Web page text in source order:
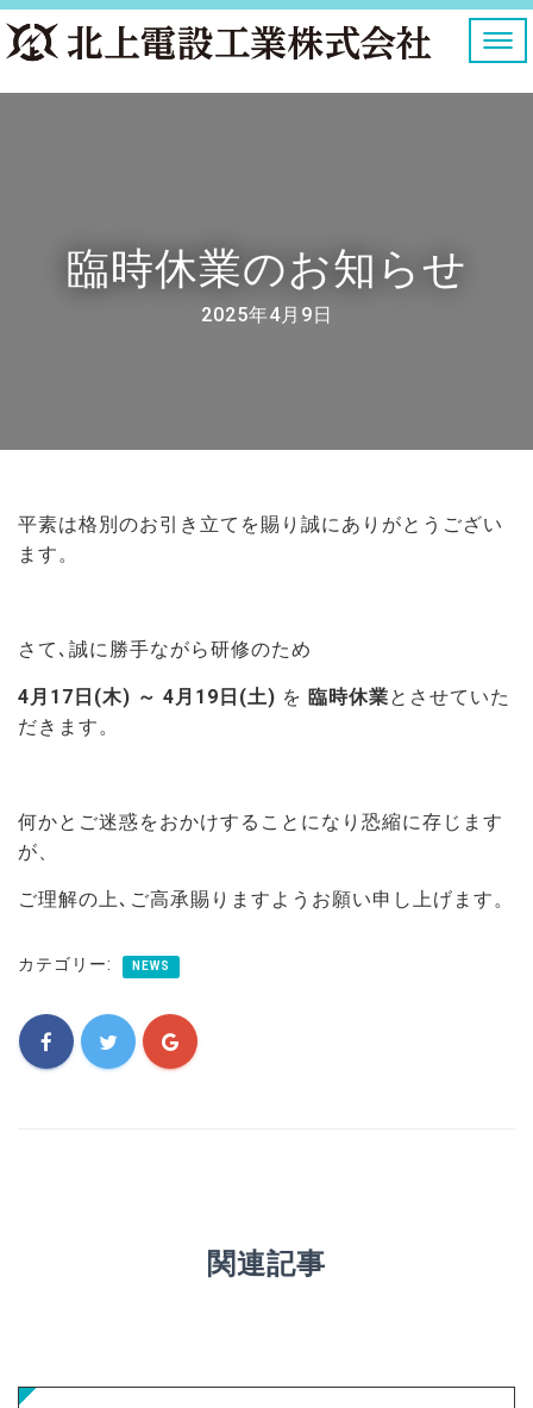
ナ
ゲ
臨時休業のお知らせ
2025年4月9日
平素は格別のお引き立てを賜り誠にありがとうござい
ます。
さて､誠に勝手ながら研修のため
4月17日(木) ～ 4月19日(土) を 臨時休業とさせていた
だきます。
何かとご迷惑をおかけすることになり恐縮に存じます
が、
ご理解の上､ご高承賜りますようお願い申し上げます。
カテゴリー: NEWS
関連記事